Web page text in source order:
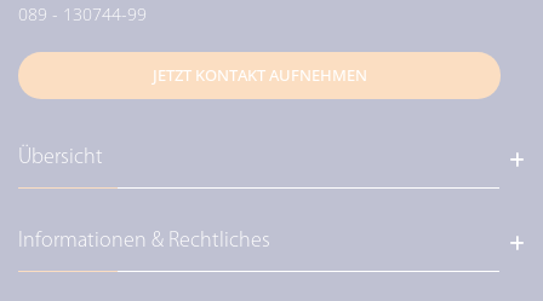
089 - 130744-99
JETZT KONTAKT AUFNEHMEN
Übersicht
Über uns / Unser Leitbild
Diagnostik / Genetische Diagnostik
Informationen & Rechtliches